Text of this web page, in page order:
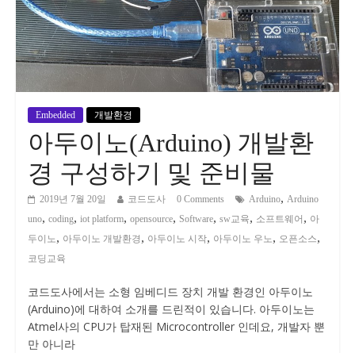
Embedded 개발환경
아두이노(Arduino) 개발환
경 구성하기 및 준비물
2019년 7월 20일 코드도사 0 Comments Arduino, Arduino
uno, coding, iot platform, opensource, Software, sw교육, 소프트웨어 , 아
두이노, 아두이노 개발환경 , 아두이노 시작, 아두이노 우노, 오픈소스,
코딩교육
코드도사에서는 소형 임베디드 장치 개발 환경인 아두이노
(Arduino)에 대하여 소개를 드린적이 있습니다. 아두이노는
Atmel사의 CPU가 탑재된 Microcontroller 인데요, 개발자 뿐
만 아니라